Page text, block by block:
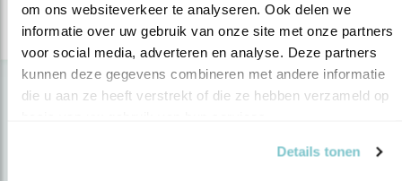
om ons websiteverkeer te analyseren. Ook delen we
informatie over uw gebruik van onze site met onze partners
voor social media, adverteren en analyse. Deze partners
kunnen deze gegevens combineren met andere informatie
die u aan ze heeft verstrekt of die ze hebben verzameld op
Details tonen
lees meer